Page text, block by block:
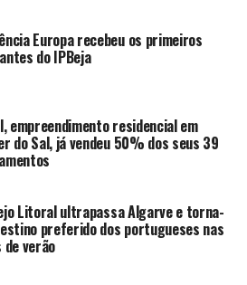
Europa recebeu os primeiros
do IPBeja
empreendimento residencial em
do Sal, já vendeu 50% dos seus 39
Litoral ultrapassa Algarve e torna-
preferido dos portugueses nas
verão